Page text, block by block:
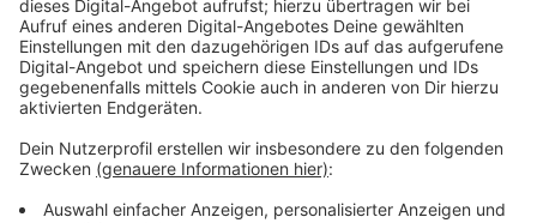
verdeutlichen und Lösungen vereinfachen. Der
Stadtelternrat hatte einen solchen Bedarfsplan
bereits gefordert und dann selber in Angriff
genommen.
Anzeige